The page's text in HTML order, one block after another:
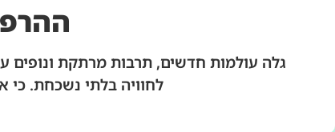
גלה עולמות חדשים, תרבות מרתקת ונופים
לחוויה בלתי נשכחת. כי